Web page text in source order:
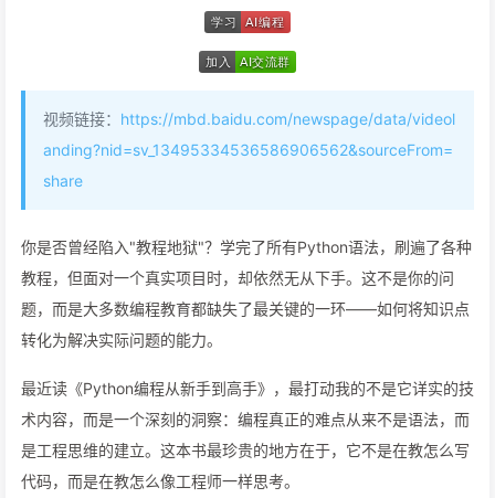
视频链接： https://mbd.baidu.com/newspage/data/videol
anding?nid=sv_13495334536586906562&sourceFrom=
share
你是否曾经陷入"教程地狱"？学完了所有Python语法，刷遍了各种
教程，但面对一个真实项目时，却依然无从下手。这不是你的问
题，而是大多数编程教育都缺失了最关键的一环——如何将知识点
转化为解决实际问题的能力。
最近读《Python编程从新手到高手》，最打动我的不是它详实的技
术内容，而是一个深刻的洞察：编程真正的难点从来不是语法，而
是工程思维的建立。这本书最珍贵的地方在于，它不是在教怎么写
代码，而是在教怎么像工程师一样思考。